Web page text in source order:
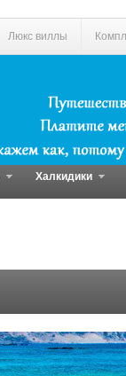
Люкс виллы
Халкидики